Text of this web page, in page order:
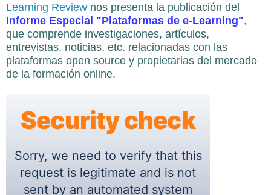
Learning Review nos presenta la publicación del
Informe Especial "Plataformas de e-Learning",
que comprende investigaciones, artículos,
entrevistas, noticias, etc. relacionadas con las
plataformas open source y propietarias del mercado
de la formación online.